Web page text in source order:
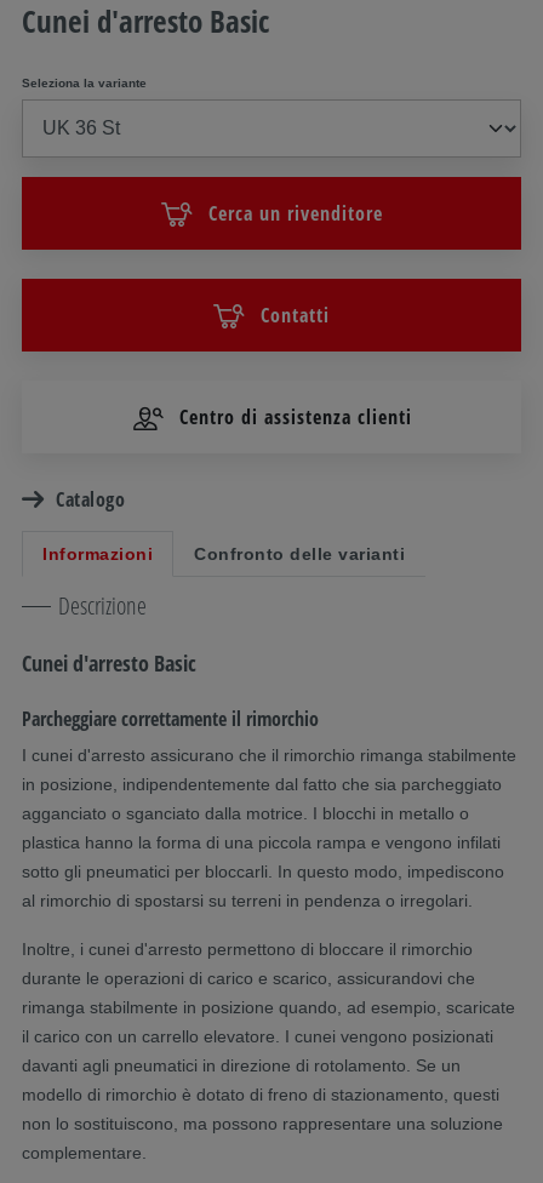
Cunei d'arresto Basic
Seleziona la variante
Cerca un rivenditore
Contatti
Centro di assistenza clienti
Catalogo
Informazioni Confronto delle varianti
Descrizione
Cunei d'arresto Basic
Parcheggiare correttamente il rimorchio
I cunei d'arresto assicurano che il rimorchio rimanga stabilmente
in posizione, indipendentemente dal fatto che sia parcheggiato
agganciato o sganciato dalla motrice. I blocchi in metallo o
plastica hanno la forma di una piccola rampa e vengono infilati
sotto gli pneumatici per bloccarli. In questo modo, impediscono
al rimorchio di spostarsi su terreni in pendenza o irregolari.
Inoltre, i cunei d'arresto permettono di bloccare il rimorchio
durante le operazioni di carico e scarico, assicurandovi che
rimanga stabilmente in posizione quando, ad esempio, scaricate
il carico con un carrello elevatore. I cunei vengono posizionati
davanti agli pneumatici in direzione di rotolamento. Se un
modello di rimorchio è dotato di freno di stazionamento, questi
non lo sostituiscono, ma possono rappresentare una soluzione
complementare.